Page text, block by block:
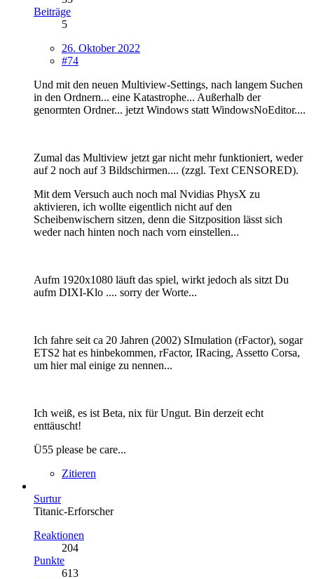
Beiträge
5
26. Oktober 2022
#74
Und mit den neuen Multiview-Settings, nach langem Suchen
in den Ordnern... eine Katastrophe... Außerhalb der
genormten Ordner... jetzt Windows statt WindowsNoEditor....
Zumal das Multiview jetzt gar nicht mehr funktioniert, weder
auf 2 noch auf 3 Bildschirmen.... (zzgl. Text CENSORED).
Mit dem Versuch auch noch mal Nvidias PhysX zu
aktivieren, ich wollte eigentlich nicht auf den
Scheibenwischern sitzen, denn die Sitzposition lässt sich
weder nach hinten noch nach vorn einstellen...
Aufm 1920x1080 läuft das spiel, wirkt jedoch als sitzt Du
aufm DIXI-Klo .... sorry der Worte...
Ich fahre seit ca 20 Jahren (2002) SImulation (rFactor), sogar
ETS2 hat es hinbekommen, rFactor, IRacing, Assetto Corsa,
um hier mal einige zu nennen...
Ich weiß, es ist Beta, nix für Ungut. Bin derzeit echt
enttäuscht!
Ü55 please be care...
Zitieren
Surtur
Titanic-Erforscher
Reaktionen
204
Punkte
613